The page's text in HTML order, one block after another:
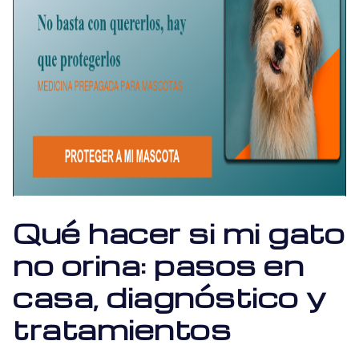
Qué hacer si mi gato
no orina: pasos en
casa, diagnóstico y
tratamientos